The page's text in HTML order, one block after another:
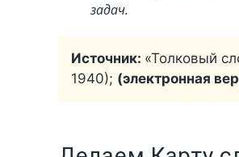
задач.
Источник: «Толковый
1940); (электронная